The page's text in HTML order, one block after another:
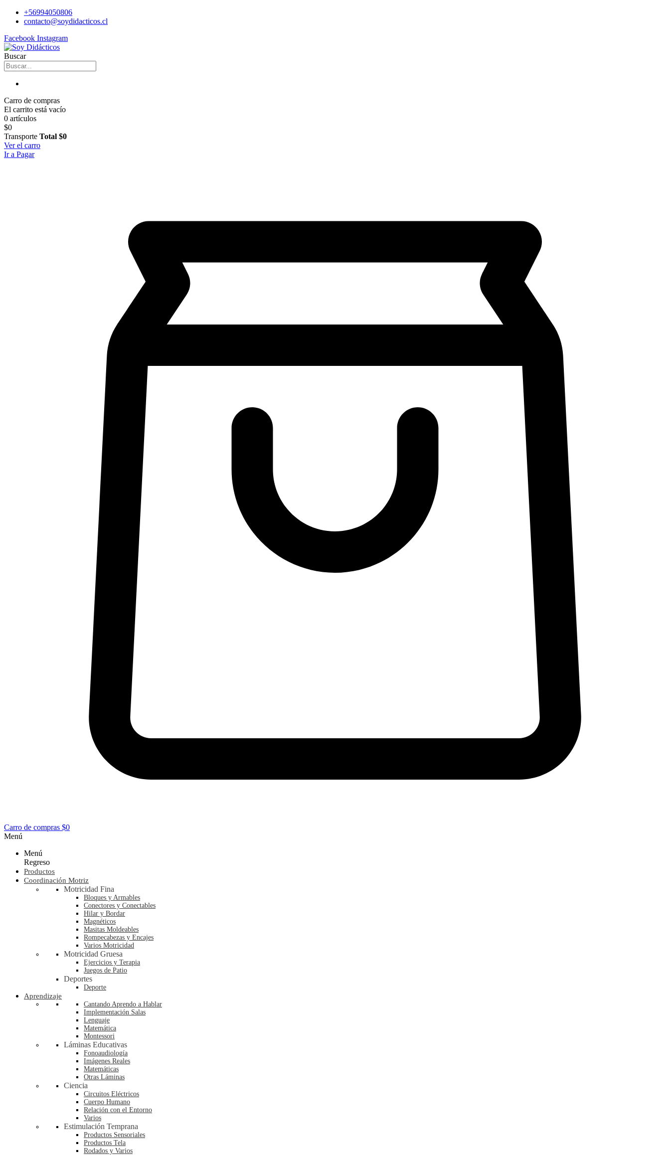
+56994050806
contacto@soydidacticos.cl
Facebook Instagram
Buscar
Carro de compras
El carrito está vacío
0 artículos
$0
Transporte Total $0
Ver el carro
Ir a Pagar
Carro de compras $0
Menú
Menú
Regreso
Productos
Coordinación Motriz
Motricidad Fina
Bloques y Armables
Conectores y Conectables
Hilar y Bordar
Magnéticos
Masitas Moldeables
Rompecabezas y Encajes
Varios Motricidad
Motricidad Gruesa
Ejercicios y Terapia
Juegos de Patio
Deportes
Deporte
Aprendizaje
Cantando Aprendo a Hablar
Implementación Salas
Lenguaje
Matemática
Montessori
Láminas Educativas
Fonoaudiología
Imágenes Reales
Matemáticas
Otras Láminas
Ciencia
Circuitos Eléctricos
Cuerpo Humano
Relación con el Entorno
Varios
Estimulación Temprana
Productos Sensoriales
Productos Tela
Rodados y Varios